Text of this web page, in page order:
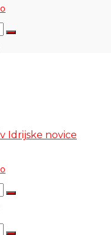
Idrijske novice